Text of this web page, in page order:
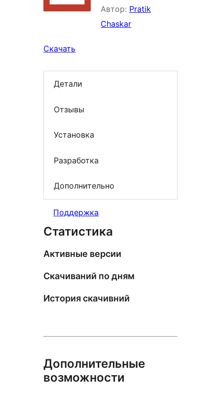
Автор: Pratik
Chaskar
Скачать
Детали
Отзывы
Установка
Разработка
Дополнительно
Поддержка
Статистика
Активные версии
Скачиваний по дням
История скачивний
Дополнительные
возможности